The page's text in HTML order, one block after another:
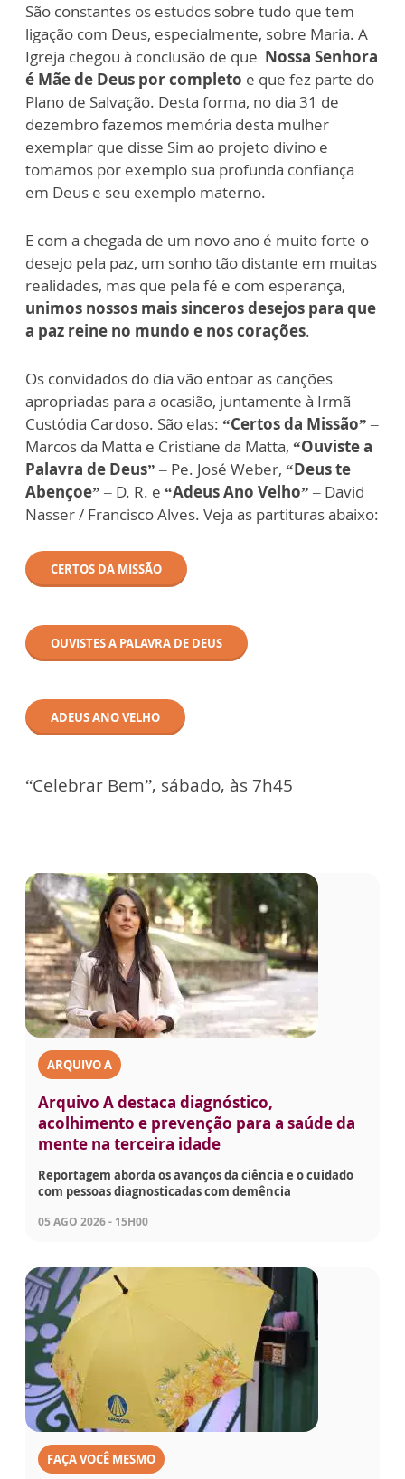
São constantes os estudos sobre tudo que tem
ligação com Deus, especialmente, sobre Maria. A
Igreja chegou à conclusão de que Nossa Senhora
é Mãe de Deus por completo e que fez parte do
Plano de Salvação. Desta forma, no dia 31 de
dezembro fazemos memória desta mulher
exemplar que disse Sim ao projeto divino e
tomamos por exemplo sua profunda confiança
em Deus e seu exemplo materno.
E com a chegada de um novo ano é muito forte o
desejo pela paz, um sonho tão distante em muitas
realidades, mas que pela fé e com esperança,
unimos nossos mais sinceros desejos para que
a paz reine no mundo e nos corações.
Os convidados do dia vão entoar as canções
apropriadas para a ocasião, juntamente à Irmã
Custódia Cardoso. São elas: “Certos da Missão” –
Marcos da Matta e Cristiane da Matta, “Ouviste a
Palavra de Deus” – Pe. José Weber, “Deus te
Abençoe” – D. R. e “Adeus Ano Velho” – David
Nasser / Francisco Alves. Veja as partituras abaixo:
CERTOS DA MISSÃO
OUVISTES A PALAVRA DE DEUS
ADEUS ANO VELHO
“Celebrar Bem”, sábado, às 7h45
ARQUIVO A
Arquivo A destaca diagnóstico,
acolhimento e prevenção para a saúde da
mente na terceira idade
Reportagem aborda os avanços da ciência e o cuidado
com pessoas diagnosticadas com demência
05 AGO 2026 - 15H00
FAÇA VOCÊ MESMO